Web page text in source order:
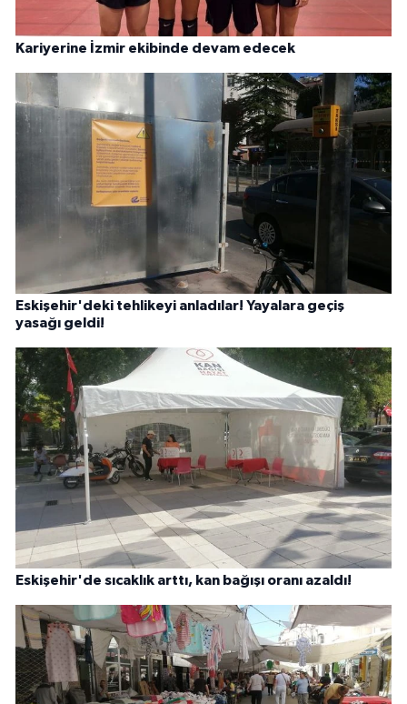
Kariyerine İzmir ekibinde devam edecek
Eskişehir'deki tehlikeyi anladılar! Yayalara geçiş
yasağı geldi!
Eskişehir'de sıcaklık arttı, kan bağışı oranı azaldı!